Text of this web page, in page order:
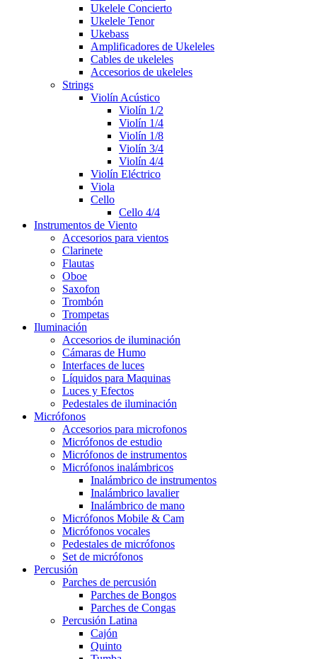
Ukelele Concierto
Ukelele Tenor
Ukebass
Amplificadores de Ukeleles
Cables de ukeleles
Accesorios de ukeleles
Strings
Violín Acústico
Violín 1/2
Violín 1/4
Violín 1/8
Violín 3/4
Violín 4/4
Violín Eléctrico
Viola
Cello
Cello 4/4
Instrumentos de Viento
Accesorios para vientos
Clarinete
Flautas
Oboe
Saxofon
Trombón
Trompetas
Iluminación
Accesorios de iluminación
Cámaras de Humo
Interfaces de luces
Líquidos para Maquinas
Luces y Efectos
Pedestales de iluminación
Micrófonos
Accesorios para microfonos
Micrófonos de estudio
Micrófonos de instrumentos
Micrófonos inalámbricos
Inalámbrico de instrumentos
Inalámbrico lavalier
Inalámbrico de mano
Micrófonos Mobile & Cam
Micrófonos vocales
Pedestales de micrófonos
Set de micrófonos
Percusión
Parches de percusión
Parches de Bongos
Parches de Congas
Percusión Latina
Cajón
Quinto